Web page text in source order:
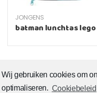
Wij gebruiken cookies om
optimaliseren. Cookiebeleid
JONGENS
batman lunchtas lego
1 2